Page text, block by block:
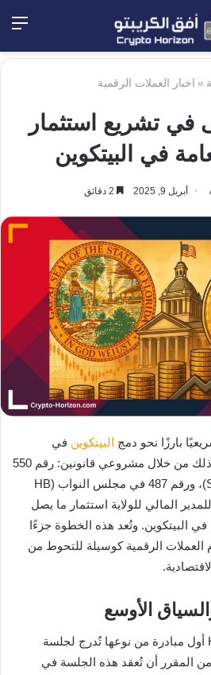
» اخبار العملات الرقمية
في تشريع استثمار
في البيتكوين
أبريل 9, 2025
بارزًا نحو دمج البيتكوين في
استراتيجيتها المالية. ويأتي ذلك من خلال مشروعي قانونين: رقم 550
في مجلس الشيوخ (SB 550)، ورقم 487 في مجلس النواب (HB
للمدير المالي للولاية استثمار ما يصل
في البيتكوين. وتُعد هذه الخطوة جزءًا
الرقمية كوسيلة للتحوط من
الأوسع
يُعد مشروع القانون HB 487 أول مبادرة من نوعها تُدرج لجلسة
المقرر أن تُعقد هذه الجلسة في